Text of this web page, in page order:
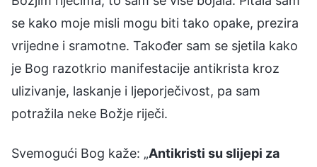
se kako moje misli mogu biti tako opake, prezira
vrijedne i sramotne. Također sam se sjetila kako
je Bog razotkrio manifestacije antikrista kroz
ulizivanje, laskanje i ljeporječivost, pa sam
potražila neke Božje riječi.
Svemogući Bog kaže: „Antikristi su slijepi za